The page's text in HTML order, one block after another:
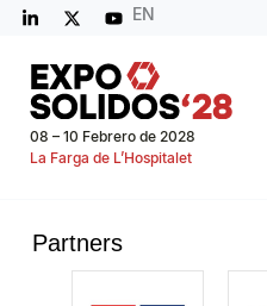
EN
08 – 10 Febrero de 2028
La Farga de L’Hospitalet
Partners